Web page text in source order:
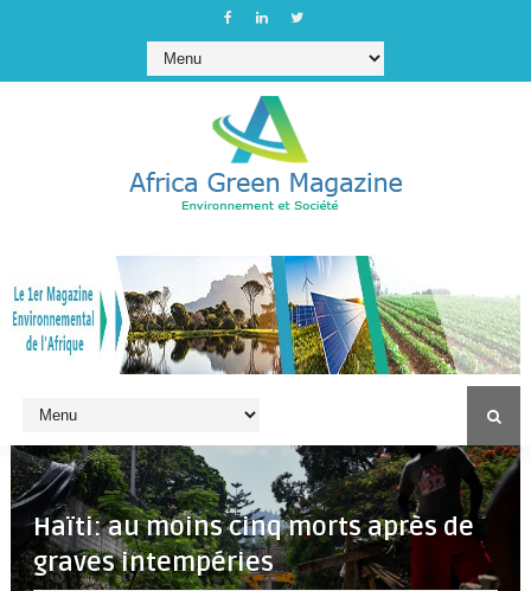
Haïti: au moins cinq morts après de
graves intempéries